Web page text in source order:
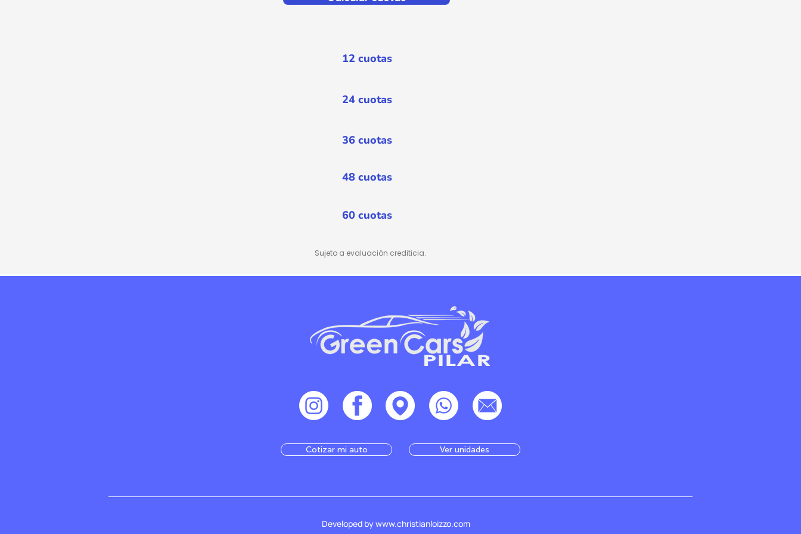
12 cuotas
24 cuotas
36 cuotas
48 cuotas
60 cuotas
Sujeto a evaluación crediticia.
Cotizar mi auto Ver unidades
Developed by www.christianloizzo.com